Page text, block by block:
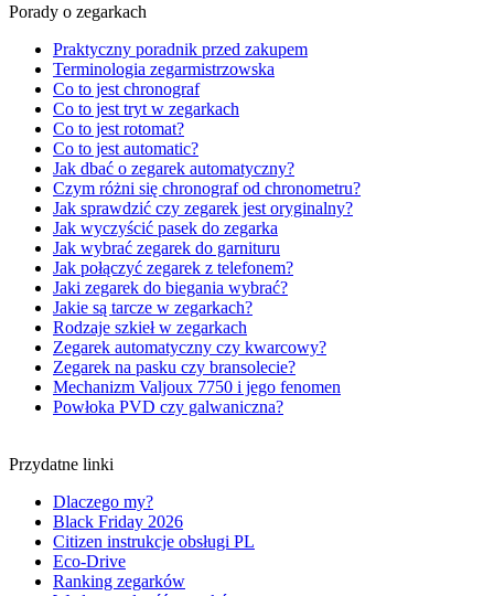
Porady o zegarkach
Praktyczny poradnik przed zakupem
Terminologia zegarmistrzowska
Co to jest chronograf
Co to jest tryt w zegarkach
Co to jest rotomat?
Co to jest automatic?
Jak dbać o zegarek automatyczny?
Czym różni się chronograf od chronometru?
Jak sprawdzić czy zegarek jest oryginalny?
Jak wyczyścić pasek do zegarka
Jak wybrać zegarek do garnituru
Jak połączyć zegarek z telefonem?
Jaki zegarek do biegania wybrać?
Jakie są tarcze w zegarkach?
Rodzaje szkieł w zegarkach
Zegarek automatyczny czy kwarcowy?
Zegarek na pasku czy bransolecie?
Mechanizm Valjoux 7750 i jego fenomen
Powłoka PVD czy galwaniczna?
Przydatne linki
Dlaczego my?
Black Friday 2026
Citizen instrukcje obsługi PL
Eco-Drive
Ranking zegarków